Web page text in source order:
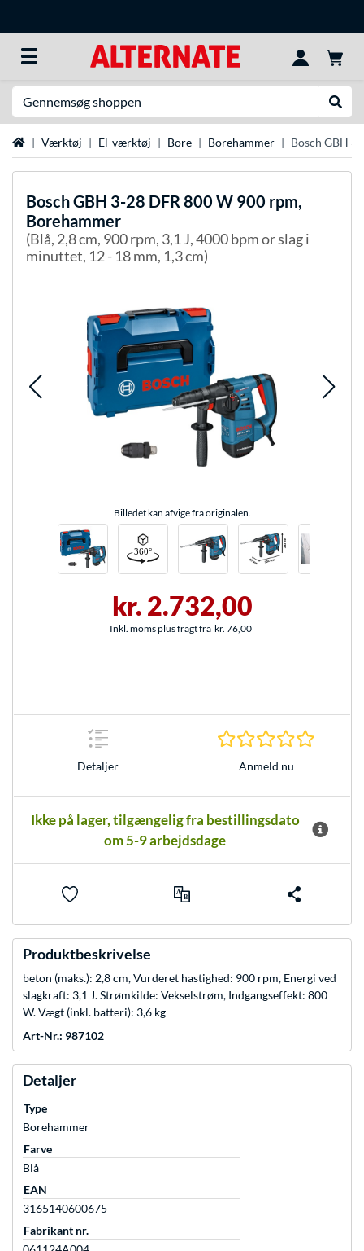
StartsideVærktøj El-værktøj Bore Borehammer Bosch GBH
BoschGBH 3-28 DFR 800 W 900 rpm,
Borehammer
(Blå, 2,8 cm, 900 rpm, 3,1 J, 4000 bpm or slag i
minuttet, 12 - 18 mm, 1,3 cm)
Billedet kan afvige fra originalen.
kr. 2.732,00
Inkl. moms plus fragt fra kr. 76,00
Detaljer Anmeld nu
Ikke på lager, tilgængelig fra bestillingsdato
om 5-9 arbejdsdage
Produktbeskrivelse
beton (maks.): 2,8 cm, Vurderet hastighed: 900 rpm, Energi ved
slagkraft: 3,1 J. Strømkilde: Vekselstrøm, Indgangseffekt: 800
W. Vægt (inkl. batteri): 3,6 kg
Art-Nr.: 987102
Detaljer
Type
Borehammer
Farve
Blå
EAN
3165140600675
Fabrikant nr.